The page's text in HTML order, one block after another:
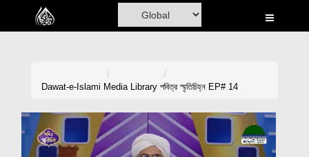
Home
Madani Channel
Dawat-e-Islami Media Library পবিত্র স্মৃতিচিহ্ন EP# 14